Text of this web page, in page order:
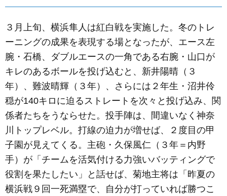
３月上旬、横浜隼人は紅白戦を実施した。冬のトレ
ーニングの成果を表現する場となったが、エース左
腕・石橋、ダブルエースの一角である右腕・山口が
キレのあるボールを投げ込むと、新井陽晴（３
年）、難波晴輝（３年）、さらには２年生・沼井伶
穏が140キロに迫るストレートを次々と投げ込み、関
係者たちをうならせた。投手陣は、間違いなく神奈
川トップレベル。打線の迫力が増せば、２度目の甲
子園が見えてくる。主砲・久保風仁（３年＝内野
手）が「チームを活気付ける力強いバッティングで
役割を果たしたい」と話せば、菊地主将は「昨夏の
横浜戦９回一死満塁で、自分が打っていれば勝つこ